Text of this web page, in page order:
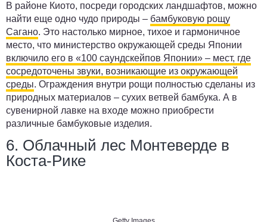
В районе Киото, посреди городских ландшафтов, можно
найти еще одно чудо природы – бамбуковую рощу
Сагано. Это настолько мирное, тихое и гармоничное
место, что министерство окружающей среды Японии
включило его в «100 саундскейпов Японии» – мест, где
сосредоточены звуки, возникающие из окружающей
среды. Ограждения внутри рощи полностью сделаны из
природных материалов ­– сухих ветвей бамбука. А в
сувенирной лавке на входе можно приобрести
различные бамбуковые изделия.
6. Облачный лес Монтеверде в
Коста-Рике